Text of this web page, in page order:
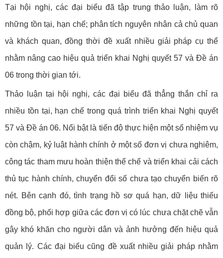
Tại hội nghị, các đại biểu đã tập trung thảo luận, làm rõ
những tồn tại, hạn chế; phân tích nguyên nhân cả chủ quan
và khách quan, đồng thời đề xuất nhiều giải pháp cụ thể
nhằm nâng cao hiệu quả triển khai Nghị quyết 57 và Đề án
06 trong thời gian tới.
Thảo luận tại hội nghị, các đại biểu đã thẳng thắn chỉ ra
nhiều tồn tại, hạn chế trong quá trình triển khai Nghị quyết
57 và Đề án 06. Nổi bật là tiến độ thực hiện một số nhiệm vụ
còn chậm, kỷ luật hành chính ở một số đơn vị chưa nghiêm,
công tác tham mưu hoàn thiện thể chế và triển khai cải cách
thủ tục hành chính, chuyển đổi số chưa tạo chuyển biến rõ
nét. Bên cạnh đó, tình trạng hồ sơ quá hạn, dữ liệu thiếu
đồng bộ, phối hợp giữa các đơn vị có lúc chưa chặt chẽ vẫn
gây khó khăn cho người dân và ảnh hưởng đến hiệu quả
quản lý. Các đại biểu cũng đề xuất nhiều giải pháp nhằm